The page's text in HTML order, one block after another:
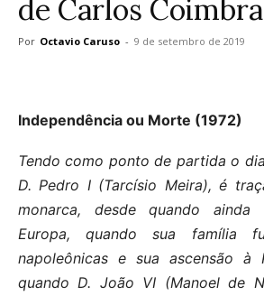
de Carlos Coimbra
Por Octavio Caruso - 9 de setembro de 2019
Independência ou Morte (1972)
Tendo como ponto de partida o
D. Pedro I (Tarcísio Meira), é
monarca, desde quando
Europa, quando sua família
napoleônicas e sua ascensão à
quando D. João VI (Manoel de